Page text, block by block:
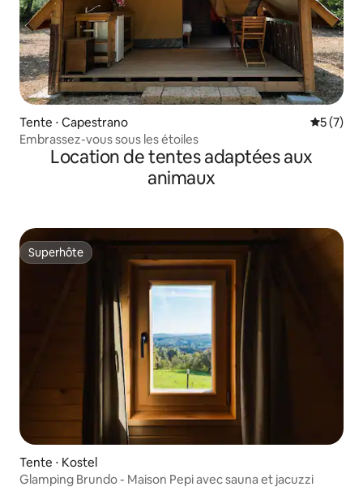
Tente ⋅ Capestrano
5 (7)
Embrassez-vous sous les étoiles
Location de tentes adaptées aux
animaux
Superhôte
Superhôte
Tente ⋅ Kostel
Glamping Brundo - Maison Pepi avec sauna et jacuzzi